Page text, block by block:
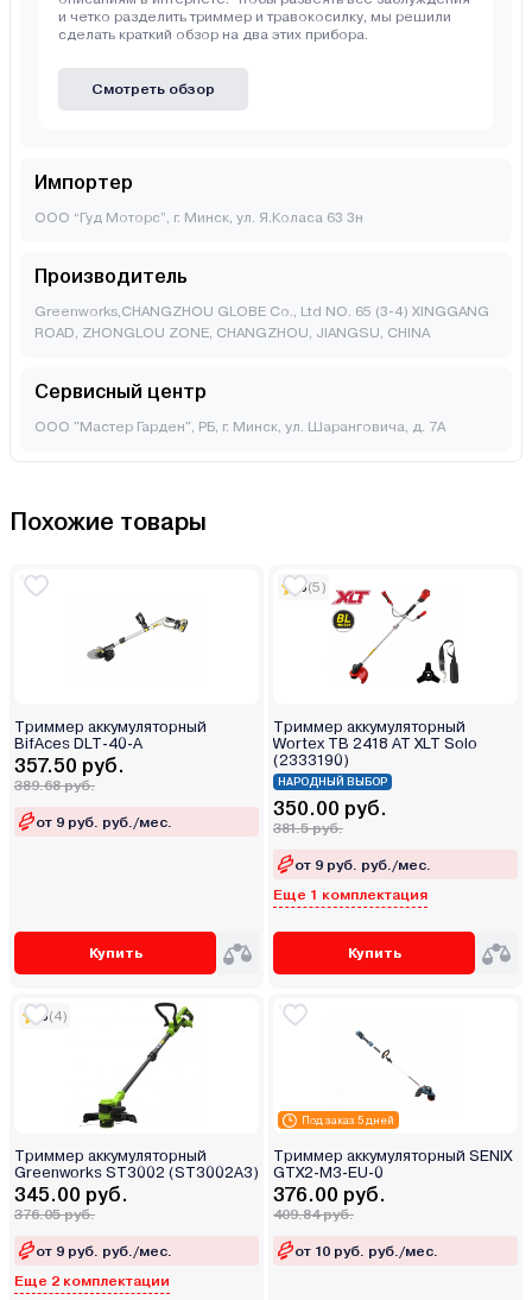
и четко разделить триммер и травокосилку, мы решили
сделать краткий обзор на два этих прибора.
Смотреть обзор
Импортер
ООО “Гуд Моторс”, г. Минск, ул. Я.Коласа 63 3н
Производитель
Greenworks,CHANGZHOU GLOBE Co., Ltd NO. 65 (3-4) XINGGANG
ROAD, ZHONGLOU ZONE, CHANGZHOU, JIANGSU, CHINA
Сервисный центр
ООО "Мастер Гарден", РБ, г. Минск, ул. Шаранговича, д. 7А
Похожие товары
Триммер аккумуляторный
BifAces DLT-40-А
357.50 руб.
389.68 руб.
от 9 руб. руб./мес.
Купить
5(5)
Триммер аккумуляторный
Wortex TB 2418 AT XLT Solo
(2333190)
НАРОДНЫЙ ВЫБОР
350.00 руб.
381.5 руб.
от 9 руб. руб./мес.
Еще 1 комплектация
Купить
5(4)
Триммер аккумуляторный
Greenworks ST3002 (ST3002A3)
345.00 руб.
376.05 руб.
от 9 руб. руб./мес.
Еще 2 комплектации
Под заказ 5 дней
Триммер аккумуляторный SENIX
GTX2-M3-EU-0
376.00 руб.
409.84 руб.
от 10 руб. руб./мес.